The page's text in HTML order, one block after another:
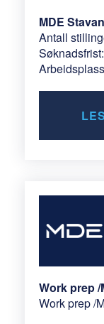
MDE
Antall
Work prep
Work prep /